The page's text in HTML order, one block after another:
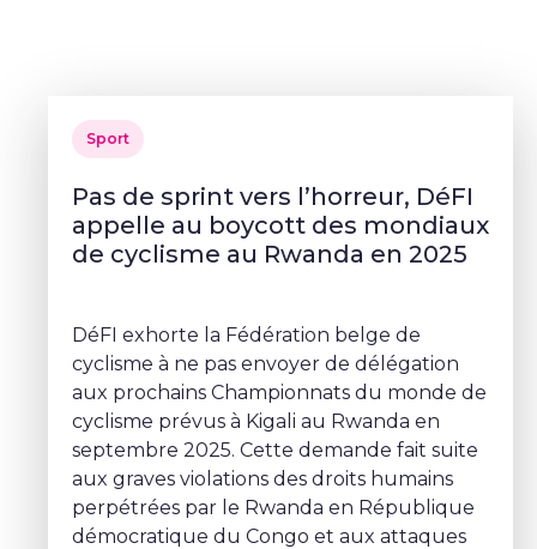
Sport
Pas de sprint vers l’horreur, DéFI
appelle au boycott des mondiaux
de cyclisme au Rwanda en 2025
DéFI exhorte la Fédération belge de
cyclisme à ne pas envoyer de délégation
aux prochains Championnats du monde de
cyclisme prévus à Kigali au Rwanda en
septembre 2025. Cette demande fait suite
aux graves violations des droits humains
perpétrées par le Rwanda en République
démocratique du Congo et aux attaques